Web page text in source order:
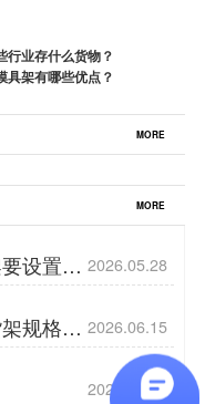
行业存什么货物？
具架有哪些优点？
MORE
MORE
设置标 2026.05.28
规格及 2026.06.15
2025.02.25